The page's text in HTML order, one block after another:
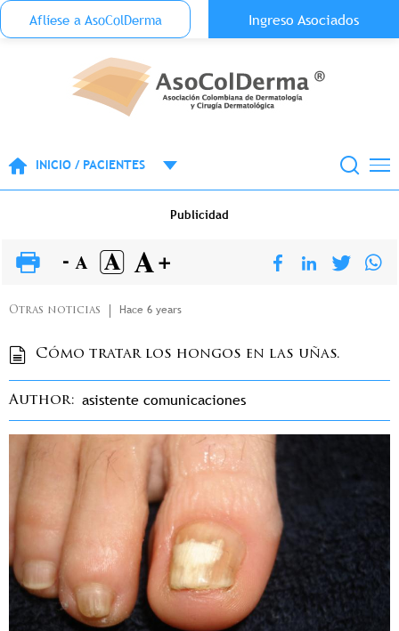
Pasar al contenido principal
Menu Top Anónimo
Aflíese a AsoColDerma Ingreso Asociados
INICIO / PACIENTES
Publicidad
Otras noticias Hace 6 years
Cómo tratar los hongos en las uñas.
Author asistente comunicaciones